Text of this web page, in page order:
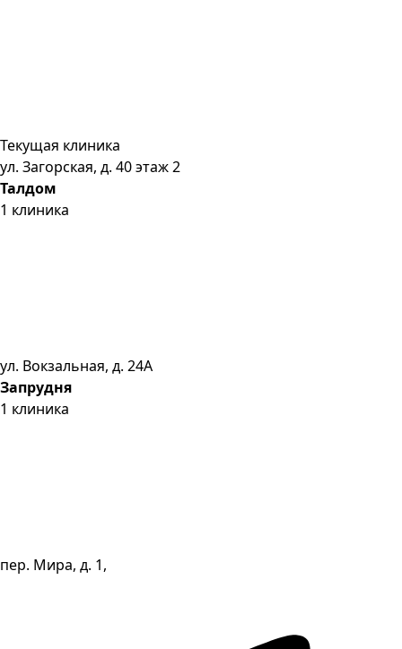
Текущая клиника
ул. Загорская, д. 40 этаж 2
Талдом
1 клиника
ул. Вокзальная, д. 24А
Запрудня
1 клиника
пер. Мира, д. 1,